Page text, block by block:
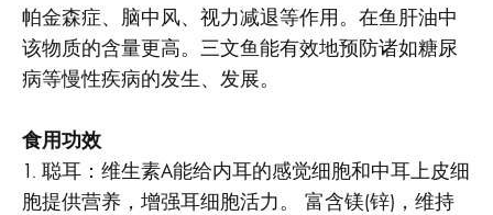
帕金森症、脑中风、视力减退等作用。在鱼肝油中
该物质的含量更高。三文鱼能有效地预防诸如糖尿
病等慢性疾病的发生、发展。
食用功效
1. 聪耳：维生素A能给内耳的感觉细胞和中耳上皮细
胞提供营养，增强耳细胞活力。 富含镁(锌)，维持